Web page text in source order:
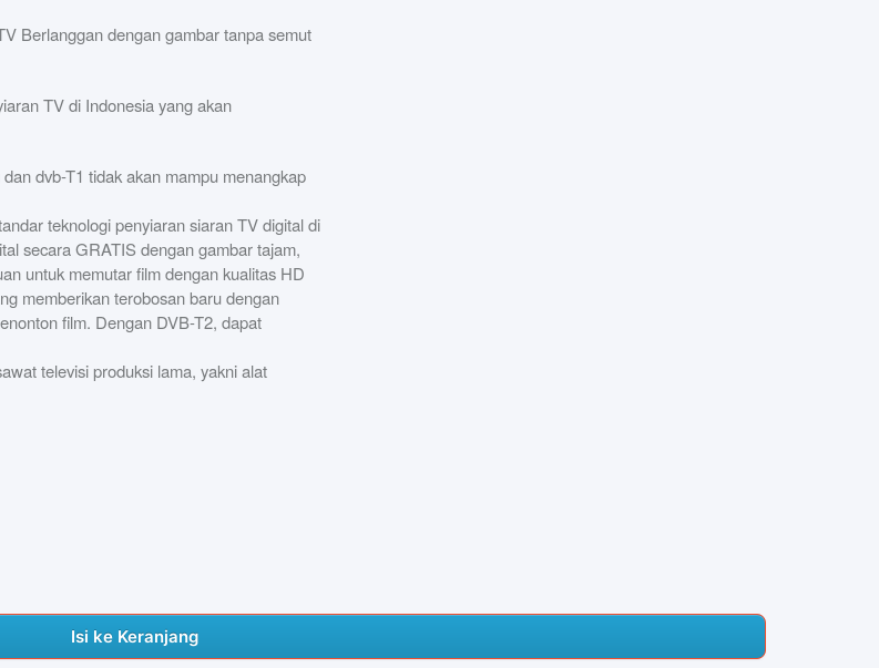
Berlanggan dengan gambar tanpa semut
TV di Indonesia yang akan
dvb-T1 tidak akan mampu menangkap
teknologi penyiaran siaran TV digital di
secara GRATIS dengan gambar tajam,
untuk memutar film dengan kualitas HD
memberikan terobosan baru dengan
film. Dengan DVB-T2, dapat
televisi produksi lama, yakni alat
Isi ke Keranjang